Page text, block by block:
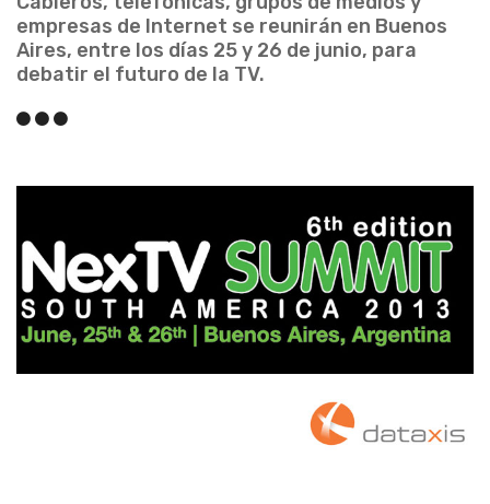
empresas de Internet se reunirán en Buenos
Aires, entre los días 25 y 26 de junio, para
debatir el futuro de la TV.